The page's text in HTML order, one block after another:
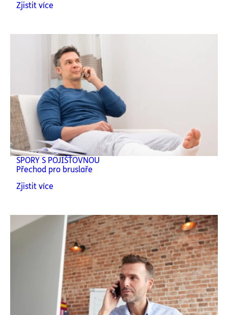
Zjistit více
SPORY S POJIŠŤOVNOU
Přechod pro bruslaře
Zjistit více